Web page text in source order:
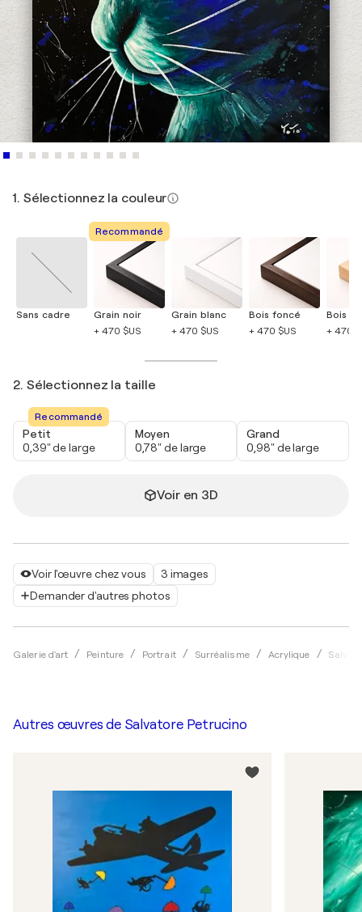
Voir l'œuvre chez vous
3 images
Demander d'autres photos
Galerie d'art Peinture Portrait Surréalisme Acrylique
1. Sélectionnez la couleur
Sans cadre
Recommandé
Grain noir
+ 470 $US
Grain blanc
+ 470 $US
Bois foncé
+ 470 $US
Bois
+ 470
2. Sélectionnez la taille
Recommandé
Petit
0,39" de large
Moyen
0,78" de large
Grand
0,98" de large
Voir en 3D
Autres œuvres de Salvatore Petrucino